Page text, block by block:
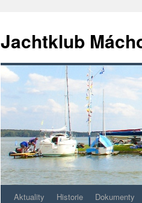
Jachtklub
Přejít
Aktuality Historie Dokumenty